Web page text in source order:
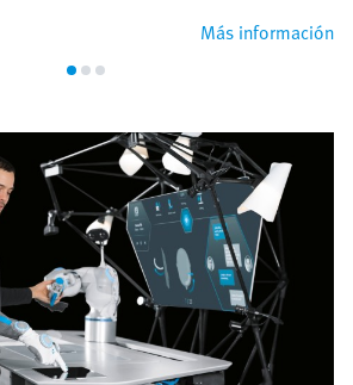
Más información